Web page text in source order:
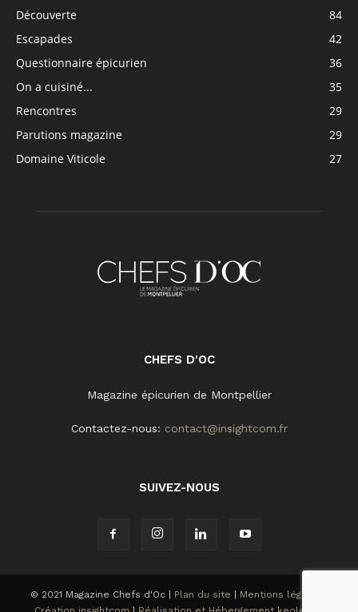
Découverte
84
Escapades
42
Questionnaire épicurien
36
On a cuisiné...
35
Rencontres
29
Parutions magazine
29
Domaine Viticole
27
CHEFS D'OC
Magazine épicurien de Montpellier
Contactez-nous: contact@insightcom.fr
SUIVEZ-NOUS
© 2021 Magazine Chefs d'Oc | Plan du site Mentions légales